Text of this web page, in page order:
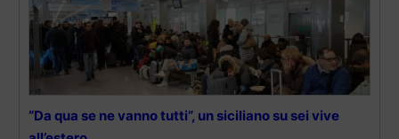
“Da qua se ne vanno tutti”, un siciliano su sei vive